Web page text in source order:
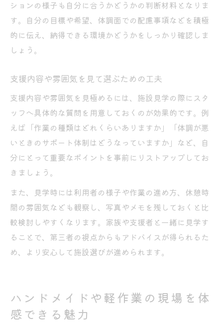
ションの様子も自分に合うかどうかの判断材料となりま
す。自分の目標や希望、体調面での配慮事項などを積極
的に伝え、納得できる環境かどうかをしっかり確認しま
しょう。
支援内容や雰囲気を見て選ぶための工夫
支援内容や雰囲気を見極めるには、施設見学の際にスタ
ッフへ具体的な質問を用意しておくのが効果的です。例
えば「作業の種類はどれくらいありますか」「体調が悪
いときのサポート体制はどうなっていますか」など、自
分にとって重要なポイントを事前にリストアップしてお
きましょう。
また、見学時には利用者の様子や作業の進め方、休憩時
間の雰囲気なども観察し、写真やメモを残しておくと比
較検討しやすくなります。家族や支援者と一緒に見学す
ることで、第三者の視点からもアドバイスが得られるた
め、より安心して施設選びが進められます。
ハンドメイドや軽作業の現場を体
感できる魅力